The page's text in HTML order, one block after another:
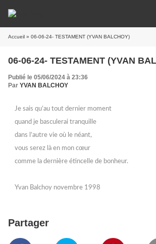
Accueil » 06-06-24- TESTAMENT (YVAN BALCHOY)
06-06-24- TESTAMENT (YVAN
Publié le 05/06/2024 à 23:36
Par YVAN BALCHOY
Je sais qu’au tout dernier moment
quand je basculerai tranquille
dans l’autre vie où le néant,
vous serez là en mon cœur
comme la dernière étincelle de bonheur.
Yvan Balchoy novembre 1998
Partager